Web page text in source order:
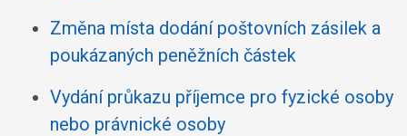
Změna místa dodání poštovních zásilek a
poukázaných peněžních částek
Vydání průkazu příjemce pro fyzické osoby
nebo právnické osoby